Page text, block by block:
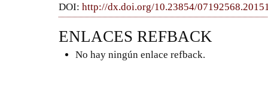
DOI: http://dx.doi.org/10.23854/
ENLACES REFBACK
No hay ningún enlace refback.